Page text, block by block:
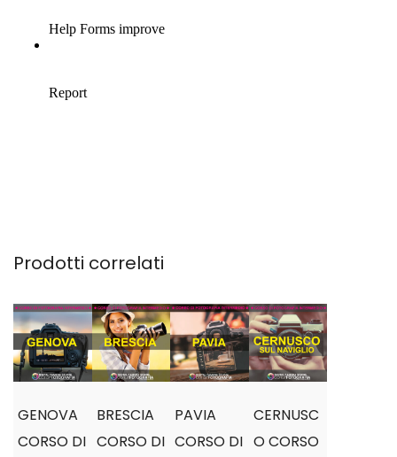
Prodotti correlati
GENOVA
CORSO DI
BRESCIA
CORSO DI
PAVIA
CORSO DI
CERNUSC
O CORSO